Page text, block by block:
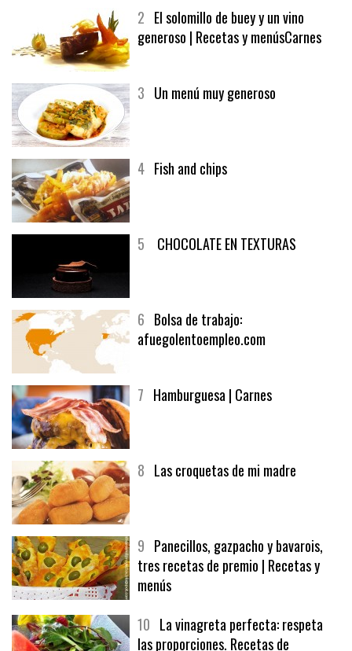
2 El solomillo de buey y un vino
generoso | Recetas y menúsCarnes
3 Un menú muy generoso
4 Fish and chips
5 CHOCOLATE EN TEXTURAS
6 Bolsa de trabajo:
afuegolentoempleo.com
7 Hamburguesa | Carnes
8 Las croquetas de mi madre
9 Panecillos, gazpacho y bavarois,
tres recetas de premio | Recetas y
menús
10 La vinagreta perfecta: respeta
las proporciones. Recetas de